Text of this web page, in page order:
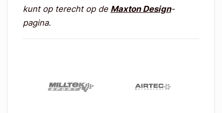
kunt op terecht op de Maxton Design-
pagina.